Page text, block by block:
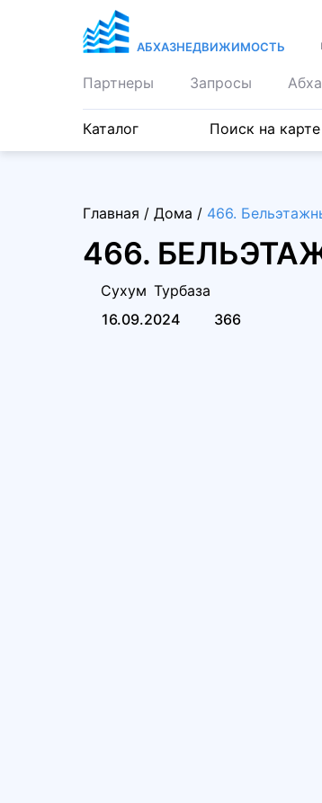
АБХАЗНЕДВИЖИМОСТЬ
Партнеры Запросы
Каталог Поиск на карте
Главная / Дома / 466.
466.
Сухум Турбаза
16.09.2024
366